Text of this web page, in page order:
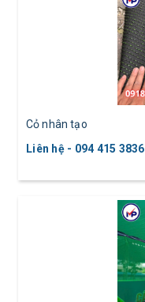
Cỏ nhân tạo
Liên hệ - 094 415 3836